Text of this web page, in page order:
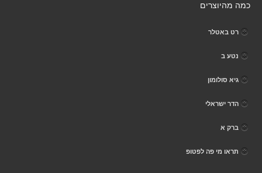
כמה מהיוצרים
רט באטלר
נטע ב
גיא סולומון
הדר ישראלי
ברק א
תראו מי פה לפטופ